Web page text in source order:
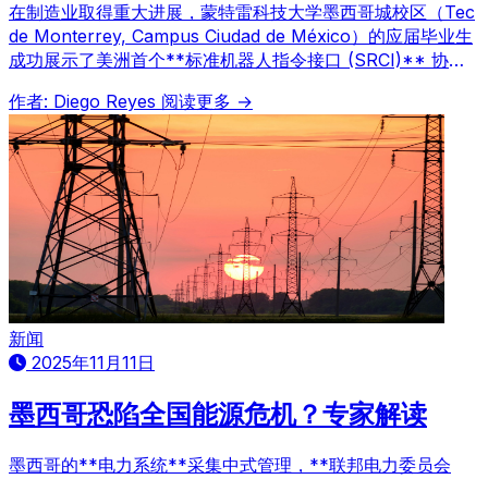
在制造业取得重大进展，蒙特雷科技大学墨西哥城校区（Tec
de Monterrey, Campus Ciudad de México）的应届毕业生
成功展示了美洲首个**标准机器人指令接口 (SRCI)** 协
同品牌工业机器人之间缺乏统一的通信语言，从而大幅提升生
产效率和运营灵活性。
作者: Diego Reyes 阅读更多 →
新闻
2025年11月11日
墨西哥恐陷全国能源危机？专家解读
墨西哥的**电力系统**采集中式管理，**联邦电力委员会